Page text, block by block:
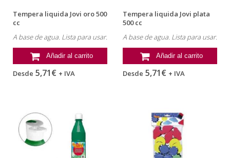
Tempera liquida Jovi oro 500
cc
A base de agua. Lista para usar.
Añadir al carrito
Desde 5,71€ + IVA
Tempera liquida Jovi plata
500 cc
A base de agua. Lista para usar.
Añadir al carrito
Desde 5,71€ + IVA